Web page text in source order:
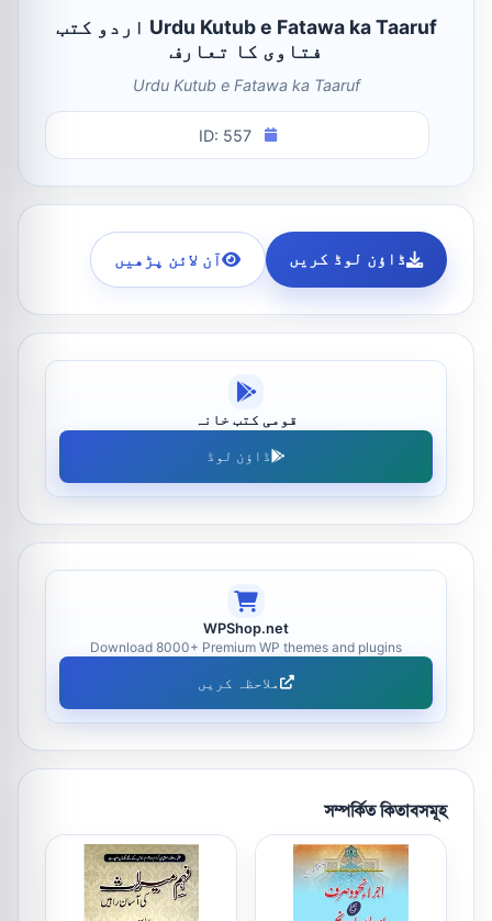
Urdu Kutub e Fatawa ka Taaruf اردو کتب
فتاوی کا تعارف
Urdu Kutub e Fatawa ka Taaruf
ID: 557
ڈاؤن لوڈ کریں آن لائن پڑھیں
قومی کتب خانہ
ڈاؤن لوڈ
WPShop.net
Download 8000+ Premium WP themes and plugins
ملاحظہ کریں
সম্পর্কিত কিতাবসমূহ